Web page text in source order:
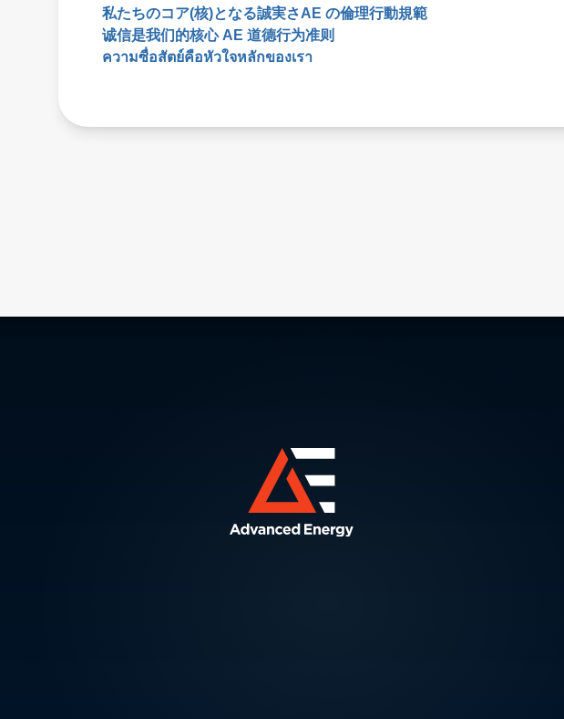
私たちのコア(核)となる誠実さAE の倫理行動規範
诚信是我们的核心 AE 道德行为准则
ความซื่อสัตย์คือหัวใจหลักของเรา